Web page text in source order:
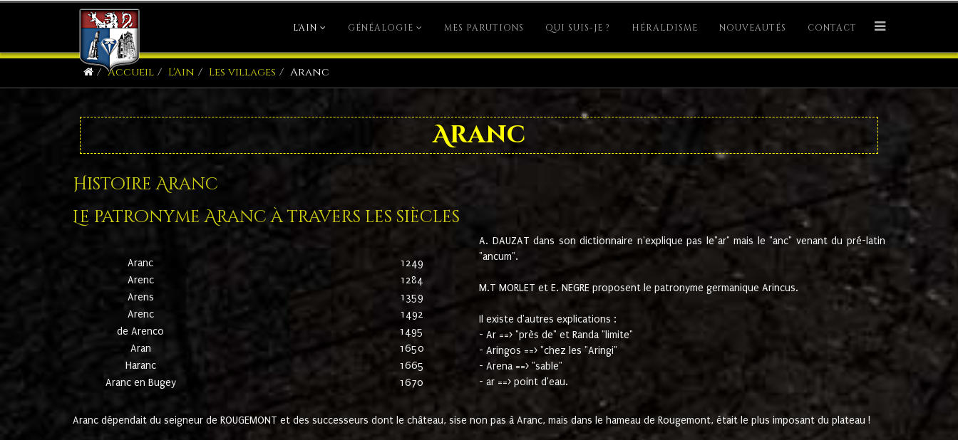
L'AIN GÉNÉALOGIE MES PARUTIONS QUI SUIS-JE ? HÉRALDISME NOUVEAUTÉS CONTACT
Accueil L'Ain Les villages Aranc
Aranc
Histoire Aranc
Le patronyme Aranc à travers les siècles
Aranc
1249
Arenc
1284
Arens
1359
Arenc
1492
de Arenco
1495
Aran
1650
Haranc
1665
Aranc en Bugey
1670
A. DAUZAT dans son dictionnaire n'explique pas le"ar" mais le "anc" venant du pré-latin
"ancum".
M.T MORLET et E. NEGRE proposent le patronyme germanique Arincus.
Il existe d'autres explications :
- Ar ==> "près de" et Randa "limite"
- Aringos ==> "chez les "Aringi"
- Arena ==> "sable"
- ar ==> point d'eau.
Aranc dépendait du seigneur de ROUGEMONT et des successeurs dont le château, sise non pas à Aranc, mais dans le hameau de Rougemont, était le plus imposant du plateau !